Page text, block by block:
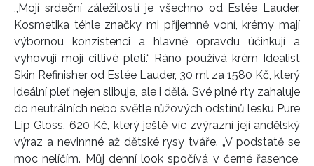
,,Mojí srdeční záležitostí je všechno od Estée Lauder.
Kosmetika téhle značky mi příjemně voní, krémy mají
výbornou konzistenci a hlavně opravdu účinkují a
vyhovují mojí citlivé pleti.“ Ráno používá krém Idealist
Skin Refinisher od Estée Lauder, 30 ml za 1580 Kč, který
ideální pleť nejen slibuje, ale i dělá. Své plné rty zahaluje
do neutrálních nebo světle růžových odstínů lesku Pure
Lip Gloss, 620 Kč, který ještě víc zvýrazní její andělský
výraz a nevinnné až dětské rysy tváře. „V podstatě se
moc nelíčím. Můj denní look spočívá v černé řasence,